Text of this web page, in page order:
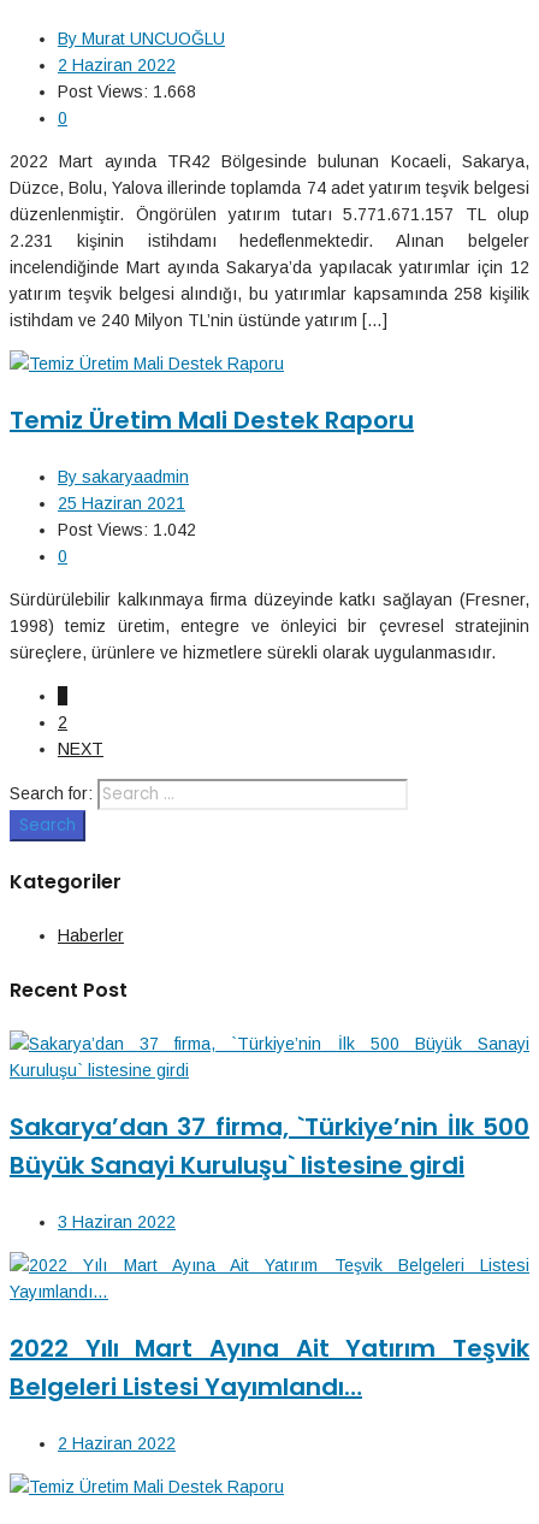
By Murat UNCUOĞLU
2 Haziran 2022
Post Views: 1.668
0
2022 Mart ayında TR42 Bölgesinde bulunan Kocaeli, Sakarya,
Düzce, Bolu, Yalova illerinde toplamda 74 adet yatırım teşvik belgesi
düzenlenmiştir. Öngörülen yatırım tutarı 5.771.671.157 TL olup
2.231 kişinin istihdamı hedeflenmektedir. Alınan belgeler
incelendiğinde Mart ayında Sakarya’da yapılacak yatırımlar için 12
yatırım teşvik belgesi alındığı, bu yatırımlar kapsamında 258 kişilik
istihdam ve 240 Milyon TL’nin üstünde yatırım […]
Temiz Üretim Mali Destek Raporu
By sakaryaadmin
25 Haziran 2021
Post Views: 1.042
0
Sürdürülebilir kalkınmaya firma düzeyinde katkı sağlayan (Fresner,
1998) temiz üretim, entegre ve önleyici bir çevresel stratejinin
süreçlere, ürünlere ve hizmetlere sürekli olarak uygulanmasıdır.
2
NEXT
Search for:
Search
Kategoriler
Haberler
Recent Post
Sakarya’dan 37 firma, `Türkiye’nin İlk 500
Büyük Sanayi Kuruluşu` listesine girdi
3 Haziran 2022
2022 Yılı Mart Ayına Ait Yatırım Teşvik
Belgeleri Listesi Yayımlandı…
2 Haziran 2022